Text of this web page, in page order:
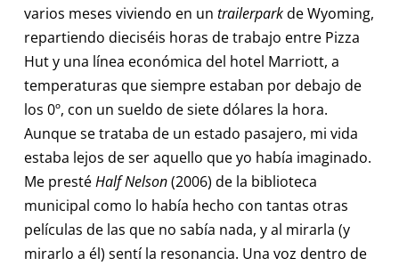
varios meses viviendo en un trailerparkde Wyoming,
repartiendo dieciséis horas de trabajo entre Pizza
Hut y una línea económica del hotel Marriott, a
temperaturas que siempre estaban por debajo de
los 0º, con un sueldo de siete dólares la hora.
Aunque se trataba de un estado pasajero, mi vida
estaba lejos de ser aquello que yo había imaginado.
Me prestéHalf Nelson(2006) de la biblioteca
municipal como lo había hecho con tantas otras
películas de las que no sabía nada, y al mirarla (y
mirarlo a él) sentí la resonancia. Una voz dentro de